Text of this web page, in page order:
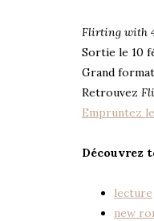
Flirting with
Sortie le 10
Grand
Retrouvez
Empruntez
Découvrez
lecture
new